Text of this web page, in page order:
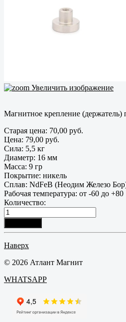
Увеличить изображение
Магнитное крепление (держатель)
Старая цена: 70,00 руб.
Цена: 79,00 руб.
Сила: 5,5 кг
Диаметр: 16 мм
Масса: 9 гр
Покрытие: никель
Сплав: NdFeB (Неодим Железо
Рабочая температура: от -60 до +80
Количество:
Наверх
© 2026 Атлант Магнит
WHATSAPP